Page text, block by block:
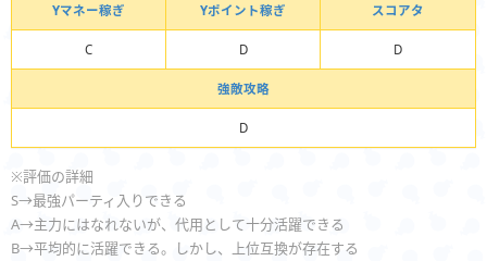
Yマネー稼ぎ Yポイント稼ぎ スコアタ
C D D
強敵攻略
D
※評価の詳細
S→最強パーティ入りできる
A→主力にはなれないが、代用として十分活躍できる
B→平均的に活躍できる。しかし、上位互換が存在する